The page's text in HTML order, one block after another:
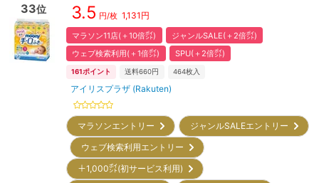
33位 3.5 円/枚 1,131 円
マラソン11店(＋10倍㌽)
ジャンルSALE(＋2倍㌽)
ウェブ検索利用(＋1倍㌽)
SPU(＋2倍㌽)
161ポイント 送料660円 464枚入
アイリスプラザ (Rakuten)
マラソンエントリー
ジャンルSALEエントリー
ウェブ検索利用エントリー
＋1,000㌽(初サービス利用)